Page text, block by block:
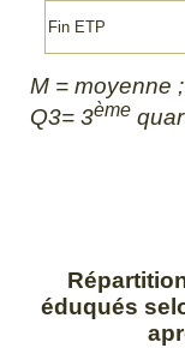
Fin ETP
M = moyenne
Q3= 3ème
éduqués